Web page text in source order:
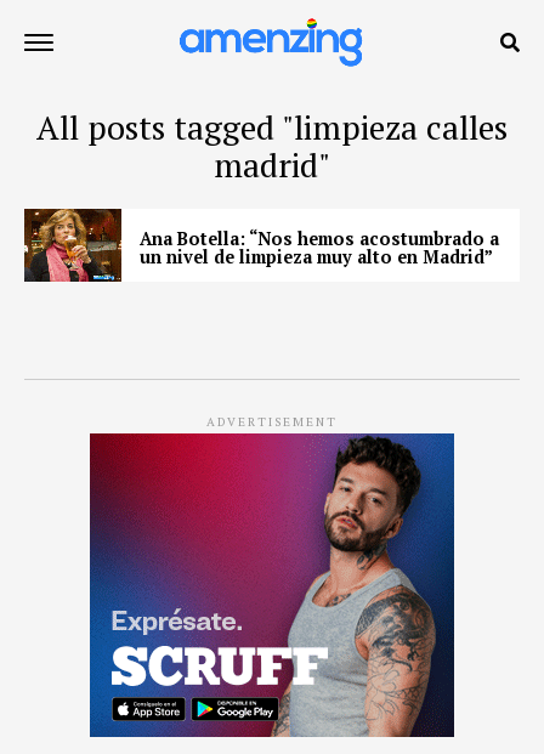
All posts tagged "limpieza calles
madrid"
Ana Botella: “Nos hemos acostumbrado a
un nivel de limpieza muy alto en Madrid”
ADVERTISEMENT